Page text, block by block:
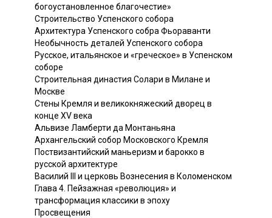
богоустановленное благочестие»
Строительство Успенского собора
Архитектура Успенского собра Фьораванти
Необычность деталей Успенского собора
Русское, итальянское и «греческое» в Успенском
соборе
Строительная династия Солари в Милане и
Москве
Стены Кремля и великокняжеский дворец в
конце XV века
Альвизе Ламберти да Монтаньяна
Архангельский собор Московского Кремля
Поствизантийский маньеризм и барокко в
русской архитектуре
Василий III и церковь Вознесения в Коломенском
Глава 4. Пейзажная «революция» и
трансформация классики в эпоху
Просвещения